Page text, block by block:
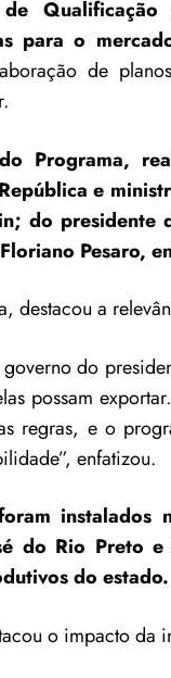
para o
de
Programa,
e
do presidente
Pesaro,
destacou a
do
possam
regras, e o
enfatizou.
instalados
do Rio Preto
do estado.
o impacto da